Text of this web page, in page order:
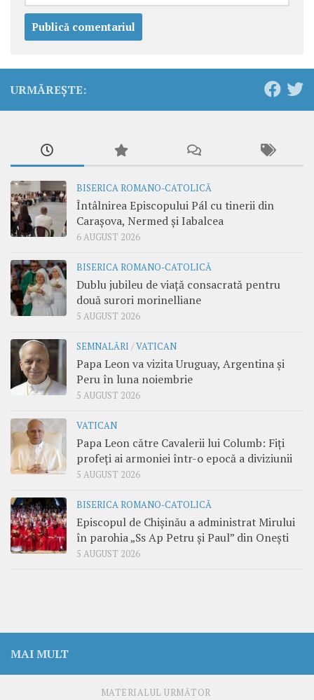
URMĂREȘTE:
BISERICA ROMANO-CATOLICĂ
Întâlnirea Episcopului Pál cu tinerii din
Carașova, Nermed și Iabalcea
6 AUGUST 2026
BISERICA ROMANO-CATOLICĂ
Dublu jubileu de viață consacrată pentru
două surori morinelliane
5 AUGUST 2026
SEMNALĂRI /VATICAN
Papa Leon va vizita Uruguay, Argentina și
Peru în luna noiembrie
5 AUGUST 2026
VATICAN
Papa Leon către Cavalerii lui Columb: Fiți
profeți ai armoniei într-o epocă a diviziunii
5 AUGUST 2026
BISERICA ROMANO-CATOLICĂ
Episcopul de Chișinău a administrat Mirului
în parohia „Ss Ap Petru și Paul” din Onești
5 AUGUST 2026
MAI MULT
MATERIALUL URMĂTOR